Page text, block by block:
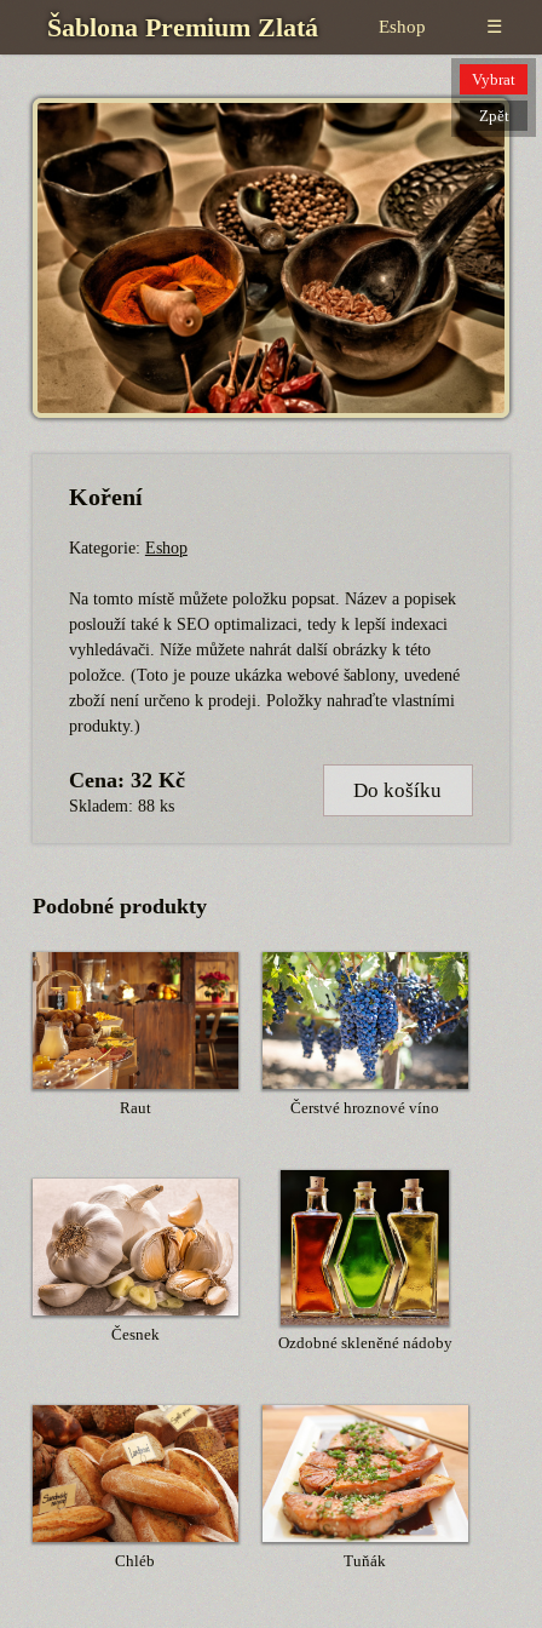
Šablona Premium Zlatá Eshop ☰
Koření
Kategorie: Eshop
Na tomto místě můžete položku popsat. Název a popisek
poslouží také k SEO optimalizaci, tedy k lepší indexaci
vyhledávači. Níže můžete nahrát další obrázky k této
položce. (Toto je pouze ukázka webové šablony, uvedené
zboží není určeno k prodeji. Položky nahraďte vlastními
produkty.)
Cena: 32 Kč
Skladem: 88 ks
Do košíku
Podobné produkty
Raut Čerstvé hroznové víno
Česnek Ozdobné skleněné nádoby
Chléb Tuňák
Vybrat
Zpět